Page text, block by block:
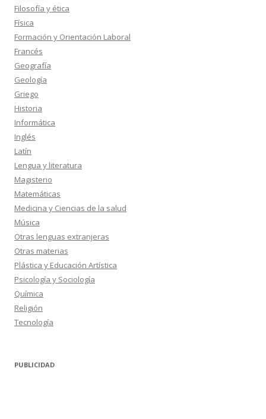
Filosofía y ética
Física
Formación y Orientación Laboral
Francés
Geografía
Geología
Griego
Historia
Informática
Inglés
Latín
Lengua y literatura
Magisterio
Matemáticas
Medicina y Ciencias de la salud
Música
Otras lenguas extranjeras
Otras materias
Plástica y Educación Artística
Psicología y Sociología
Química
Religión
Tecnología
PUBLICIDAD